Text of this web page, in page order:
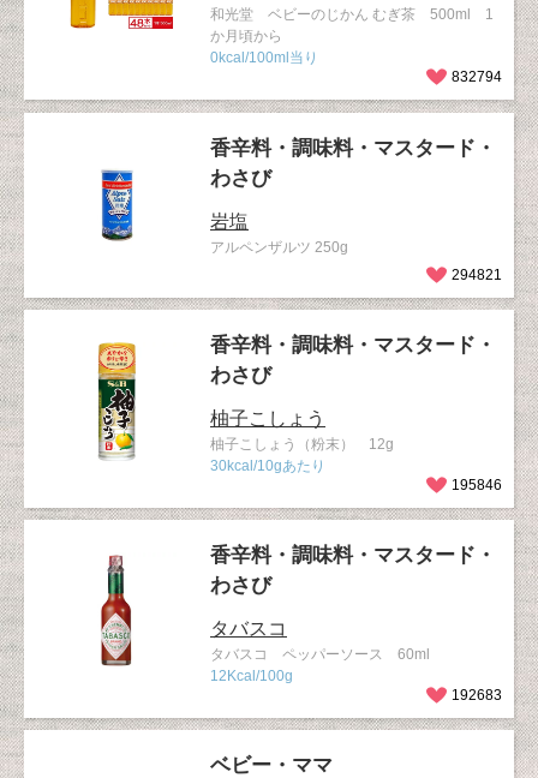
和光堂 ベビーのじかん むぎ茶 500ml 1
か月頃から
0kcal/100ml当り
832794
香辛料・調味料・マスタード・
わさび
岩塩
アルペンザルツ 250g
294821
香辛料・調味料・マスタード・
わさび
柚子こしょう
柚子こしょう（粉末） 12g
30kcal/10gあたり
195846
香辛料・調味料・マスタード・
わさび
タバスコ
タバスコ ペッパーソース 60ml
12Kcal/100g
192683
ベビー・ママ